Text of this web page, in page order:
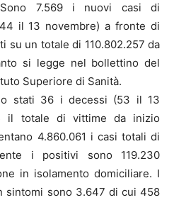
Sono 7.569 i nuovi casi di
il 13 novembre) a fronte di
su un totale di 110.802.257 da
si legge nel bollettino del
Superiore di Sanità.
stati 36 i decessi (53 il 13
il totale di vittime da inizio
4.860.061 i casi totali di
i positivi sono 119.230
in isolamento domiciliare. I
sintomi sono 3.647 di cui 458